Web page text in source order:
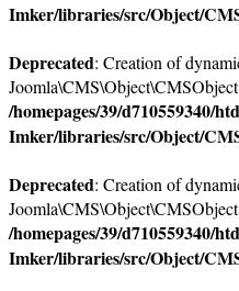
Imker/libraries/src/Object/
Deprecated: Creation of
/homepages/39/d710559340/
Imker/libraries/src/Object/
Deprecated: Creation of
/homepages/39/d710559340/
Imker/libraries/src/Object/